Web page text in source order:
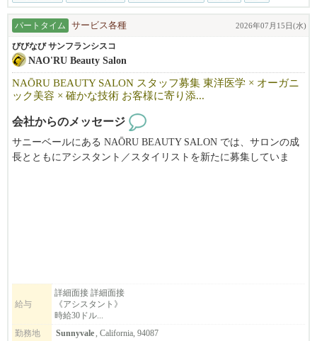
パートタイム サービス各種 2026年07月15日(水)
びびなび サンフランシスコ
NAO'RU Beauty Salon
NAŌRU BEAUTY SALON スタッフ募集 東洋医学 × オーガニ
ック美容 × 確かな技術 お客様に寄り添...
会社からのメッセージ
サニーベールにある NAŌRU BEAUTY SALON では、サロンの成
長とともにアシスタント／スタイリストを新たに募集していま
・アシスタント
・ボディマッサージセラピスト（同時募集）
こんな方をお待ちしています
給与
詳細面接 詳細面接
《アシスタント》
時給30ドル...
勤務地
Sunnyvale, California, 94087